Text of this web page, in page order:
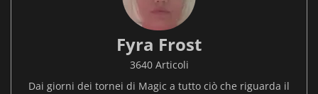
Fyra Frost
3640 Articoli
Dai giorni dei tornei di Magic a tutto ciò che riguarda il